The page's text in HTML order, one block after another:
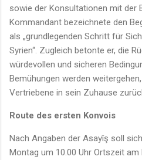
sowie der Konsultationen mit der
Kommandant bezeichnete den
als „grundlegenden Schritt für
Syrien“. Zugleich betonte er, die
würdevollen und sicheren
Bemühungen werden
Vertriebene in sein Zuhause
Route des ersten Konvois
Nach Angaben der Asayîş soll
Montag um 10.00 Uhr Ortszeit